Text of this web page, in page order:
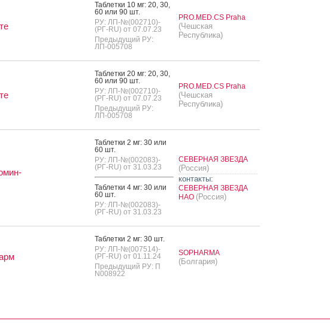
Таб­летки 10 мг: 20, 30,
60 или 90 шт.
РУ: ЛП-№(002710)-
(РГ-RU) от 07.07.23
Предыдущий РУ:
ЛП-005708
PRO.MED.CS Praha
(Чешская
Республика)
Таб­летки 20 мг: 20, 30,
60 или 90 шт.
РУ: ЛП-№(002710)-
(РГ-RU) от 07.07.23
Предыдущий РУ:
ЛП-005708
PRO.MED.CS Praha
(Чешская
Республика)
Таб­летки 2 мг: 30 или
60 шт.
РУ: ЛП-№(002083)-
(РГ-RU) от 31.03.23
Таб­летки 4 мг: 30 или
60 шт.
РУ: ЛП-№(002083)-
(РГ-RU) от 31.03.23
СЕВЕРНАЯ ЗВЕЗДА
(Россия)
контакты:
СЕВЕРНАЯ ЗВЕЗДА
НАО (Россия)
Таб­летки 2 мг: 30 шт.
РУ: ЛП-№(007514)-
(РГ-RU) от 01.11.24
Предыдущий РУ: П
N008922
SOPHARMA
(Болгария)